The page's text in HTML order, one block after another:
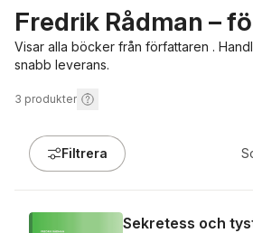
Fredrik Rådman –
Visar alla böcker från författaren .
snabb leverans.
3 produkter
Filtrera
Sekretess och